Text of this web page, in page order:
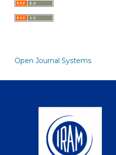
Open Journal Systems